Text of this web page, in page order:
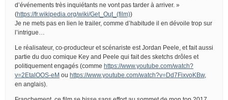
d’événements très inquiétants ne vont pas tarder à arriver. »
(https://fr.wikipedia.org/wiki/Get_Out_(film))
Je ne mets pas en lien le trailer, comme d’habitude il en dévoile trop sur
l’intrigue…
Le réalisateur, co-producteur et scénariste est Jordan Peele, et fait aussi
partie du duo comique Key and Peele qui fait des sketchs drôles et
politiquement engagés (comme https://www.youtube.com/watch?
v=2EtalOOS-eM ou https://www.youtube.com/watch?v=Dd7FixvoKBw,
en anglais).